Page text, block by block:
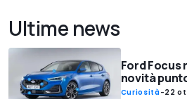
Ultime news
Ford
novità
Curiosità-22